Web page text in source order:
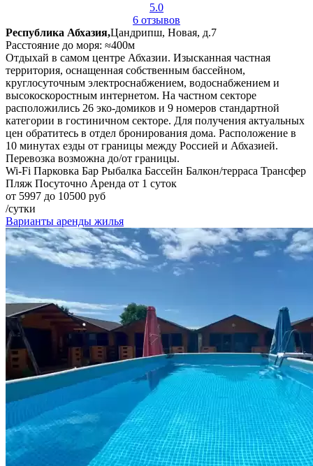
5.0
6 отзывов
Республика Абхазия,Цандрипш, Новая, д.7
Расстояние до моря: ≈400м
Отдыхай в самом центре Абхазии. Изысканная частная
территория, оснащенная собственным бассейном,
круглосуточным электроснабжением, водоснабжением и
высокоскоростным интернетом. На частном секторе
расположились 26 эко-домиков и 9 номеров стандартной
категории в гостиничном секторе. Для получения актуальных
цен обратитесь в отдел бронирования дома. Расположение в
10 минутах езды от границы между Россией и Абхазией.
Перевозка возможна до/от границы.
Wi-Fi Парковка Бар Рыбалка Бассейн Балкон/терраса Трансфер
Пляж Посуточно Аренда от 1 суток
от 5997 до 10500 руб
/сутки
Варианты аренды жилья